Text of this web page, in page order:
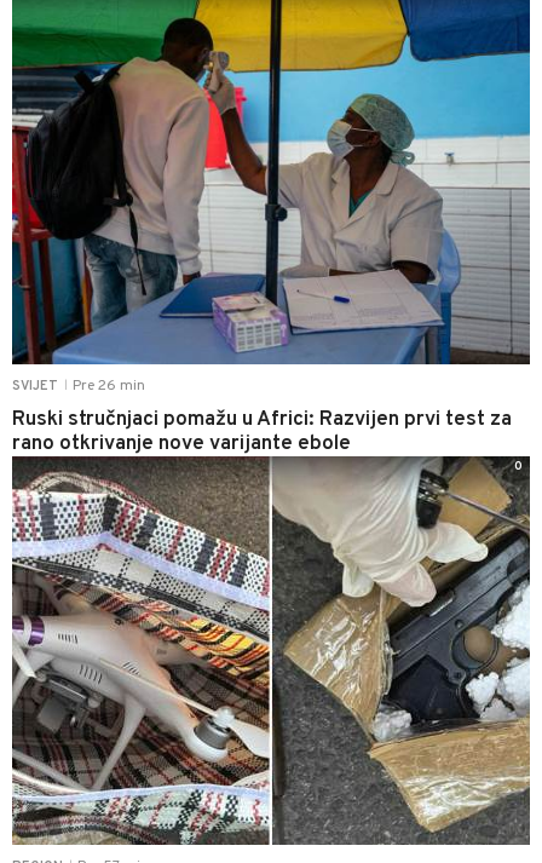
SVIJET Pre 26 min
Ruski stručnjaci pomažu u Africi: Razvijen prvi test za
rano otkrivanje nove varijante ebole
0